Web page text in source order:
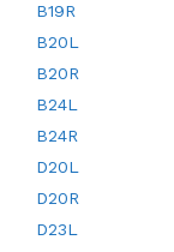
B19R
B20L
B20R
B24L
B24R
D20L
D20R
D23L